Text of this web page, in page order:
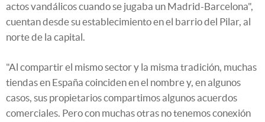
actos vandálicos cuando se jugaba un Madrid-Barcelona",
cuentan desde su establecimiento en el barrio del Pilar, al
norte de la capital.
"Al compartir el mismo sector y la misma tradición, muchas
tiendas en España coinciden en el nombre y, en algunos
casos, sus propietarios compartimos algunos acuerdos
comerciales. Pero con muchas otras no tenemos conexión